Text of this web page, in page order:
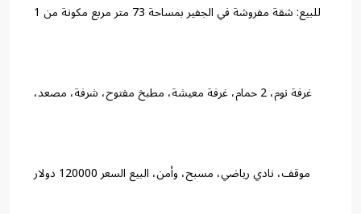
للبيع: شقة مفروشة في الجفير بمساحة 73 متر مربع مكونة من 1
غرفة نوم، 2 حمام، غرفة معيشة، مطبخ مفتوح، شرفة، مصعد،
موقف، نادي رياضي، مسبح، وأمن، البيع السعر 120000 دولار